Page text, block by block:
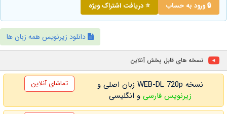
🔒 ورود به حساب ⭐ دریافت اشتراک ویژه
دانلود زیرنویس همه زبان ها
نسخه های قابل پخش آنلاین
نسخه WEB-DL 720p زبان اصلی و
زیرنویس فارسی و انگلیسی
تماشای آنلاین